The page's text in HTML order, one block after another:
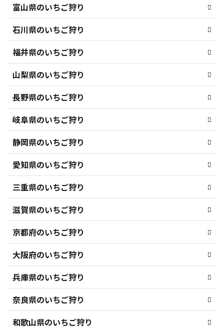
富山県のいちご狩り
石川県のいちご狩り
福井県のいちご狩り
山梨県のいちご狩り
長野県のいちご狩り
岐阜県のいちご狩り
静岡県のいちご狩り
愛知県のいちご狩り
三重県のいちご狩り
滋賀県のいちご狩り
京都府のいちご狩り
大阪府のいちご狩り
兵庫県のいちご狩り
奈良県のいちご狩り
和歌山県のいちご狩り